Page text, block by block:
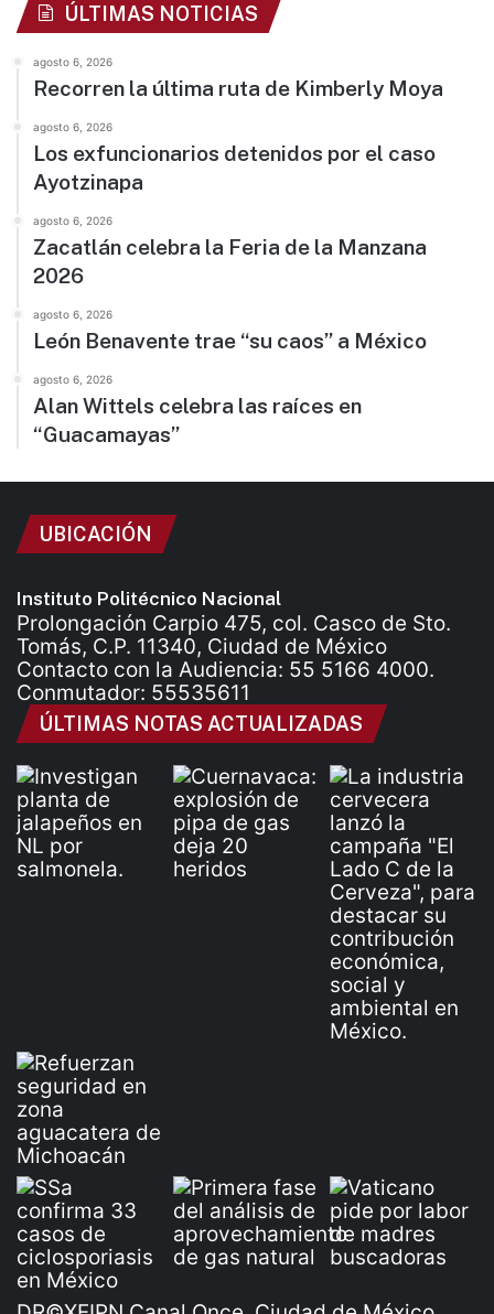
ÚLTIMAS NOTICIAS
agosto 6, 2026
Recorren la última ruta de Kimberly Moya
agosto 6, 2026
Los exfuncionarios detenidos por el caso
Ayotzinapa
agosto 6, 2026
Zacatlán celebra la Feria de la Manzana
2026
agosto 6, 2026
León Benavente trae “su caos” a México
agosto 6, 2026
Alan Wittels celebra las raíces en
“Guacamayas”
UBICACIÓN
Instituto Politécnico Nacional
Prolongación Carpio 475, col. Casco de Sto.
Tomás, C.P. 11340, Ciudad de México
Contacto con la Audiencia: 55 5166 4000.
Conmutador: 55535611
ÚLTIMAS NOTAS ACTUALIZADAS